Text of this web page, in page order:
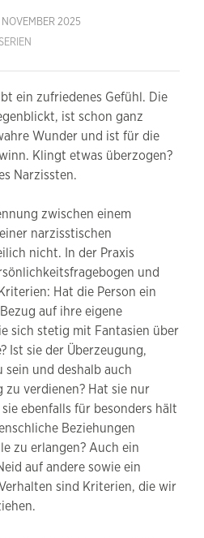
NOVEMBER 2025
ein zufriedenes Gefühl. Die
ist schon ganz
Wunder und ist für die
Klingt etwas überzogen?
Narzissten.
zwischen einem
narzisstischen
nicht. In der Praxis
und
Hat die Person ein
auf ihre eigene
sich stetig mit Fantasien über
Ist sie der Überzeugung,
sein und deshalb auch
zu verdienen? Hat sie nur
ebenfalls für besonders hält
Beziehungen
zu erlangen? Auch ein
auf andere sowie ein
sind Kriterien, die wir